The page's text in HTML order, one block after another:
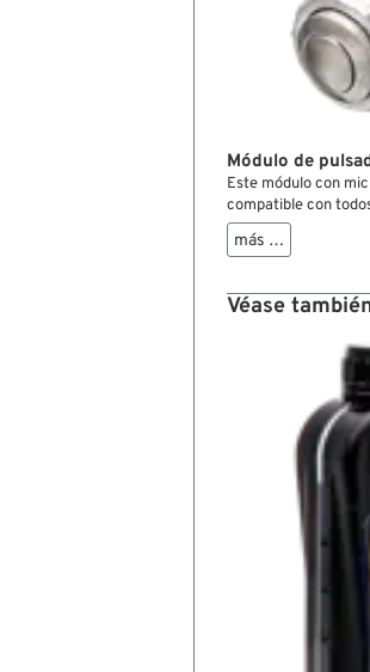
Módulo de
Este módulo con
compatible con
líneas DeLuxe y
maneta de
más …
Véase